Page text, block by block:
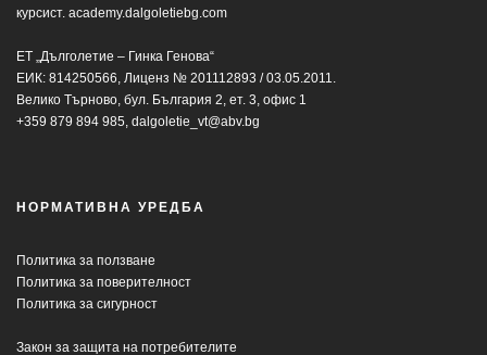
курсист. academy.dalgoletiebg.com
ЕТ „Дълголетие – Гинка Генова“
ЕИК: 814250566, Лиценз № 201112893 / 03.05.2011.
Велико Търново, бул. България 2, ет. 3, офис 1
+359 879 894 985, dalgoletie_vt@abv.bg
НОРМАТИВНА УРЕДБА
Политика за ползване
Политика за поверителност
Политика за сигурност
Закон за защита на потребителите